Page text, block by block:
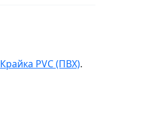
Крайка PVC (ПВХ).